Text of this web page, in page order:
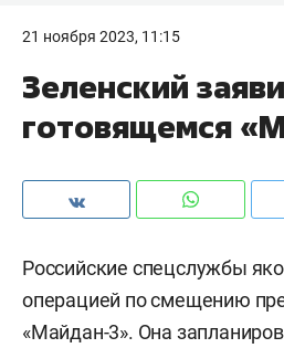
21 ноября 2023, 11:15
Зеленский
готовящемся
Российские спецслужбы
операцией по смещению
«Майдан-3». Она